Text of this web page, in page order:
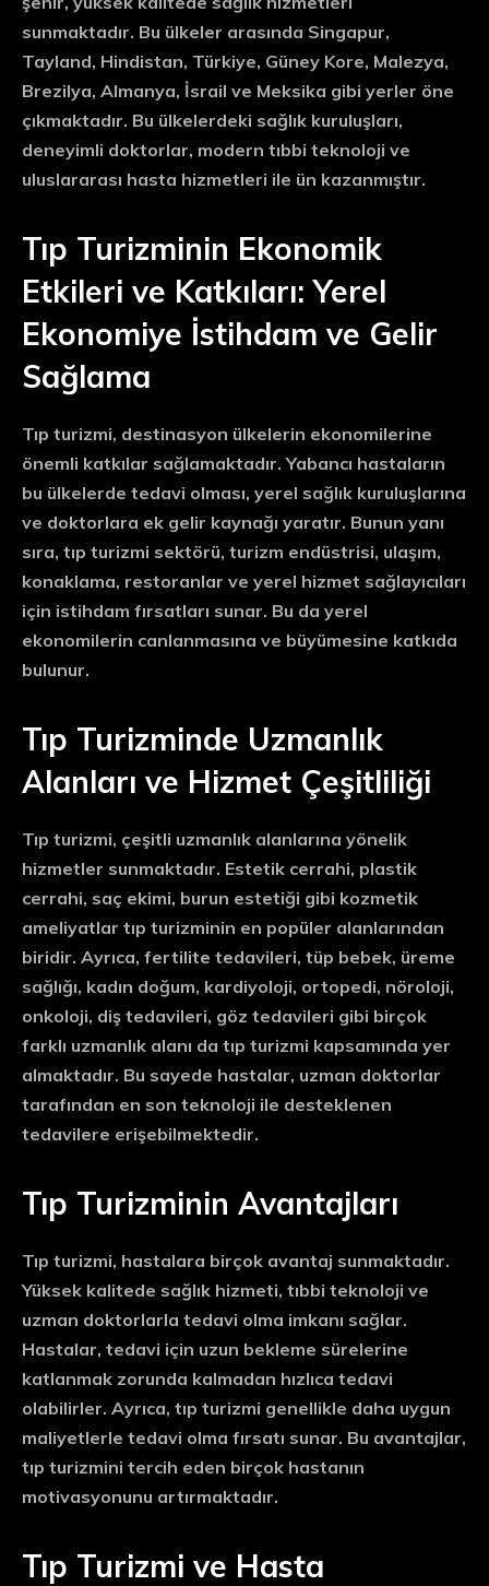
sunmaktadır. Bu ülkeler arasında Singapur,
Tayland, Hindistan, Türkiye, Güney Kore, Malezya,
Brezilya, Almanya, İsrail ve Meksika gibi yerler öne
çıkmaktadır. Bu ülkelerdeki sağlık kuruluşları,
deneyimli doktorlar, modern tıbbi teknoloji ve
uluslararası hasta hizmetleri ile ün kazanmıştır.
Tıp Turizminin Ekonomik
Etkileri ve Katkıları: Yerel
Ekonomiye İstihdam ve Gelir
Sağlama
Tıp turizmi, destinasyon ülkelerin ekonomilerine
önemli katkılar sağlamaktadır. Yabancı hastaların
bu ülkelerde tedavi olması, yerel sağlık kuruluşlarına
ve doktorlara ek gelir kaynağı yaratır. Bunun yanı
sıra, tıp turizmi sektörü, turizm endüstrisi, ulaşım,
konaklama, restoranlar ve yerel hizmet sağlayıcıları
için istihdam fırsatları sunar. Bu da yerel
ekonomilerin canlanmasına ve büyümesine katkıda
bulunur.
Tıp Turizminde Uzmanlık
Alanları ve Hizmet Çeşitliliği
Tıp turizmi, çeşitli uzmanlık alanlarına yönelik
hizmetler sunmaktadır. Estetik cerrahi, plastik
cerrahi, saç ekimi, burun estetiği gibi kozmetik
ameliyatlar tıp turizminin en popüler alanlarından
biridir. Ayrıca, fertilite tedavileri, tüp bebek, üreme
sağlığı, kadın doğum, kardiyoloji, ortopedi, nöroloji,
onkoloji, diş tedavileri, göz tedavileri gibi birçok
farklı uzmanlık alanı da tıp turizmi kapsamında yer
almaktadır. Bu sayede hastalar, uzman doktorlar
tarafından en son teknoloji ile desteklenen
tedavilere erişebilmektedir.
Tıp Turizminin Avantajları
Tıp turizmi, hastalara birçok avantaj sunmaktadır.
Yüksek kalitede sağlık hizmeti, tıbbi teknoloji ve
uzman doktorlarla tedavi olma imkanı sağlar.
Hastalar, tedavi için uzun bekleme sürelerine
katlanmak zorunda kalmadan hızlıca tedavi
olabilirler. Ayrıca, tıp turizmi genellikle daha uygun
maliyetlerle tedavi olma fırsatı sunar. Bu avantajlar,
tıp turizmini tercih eden birçok hastanın
motivasyonunu artırmaktadır.
Tıp Turizmi ve Hasta